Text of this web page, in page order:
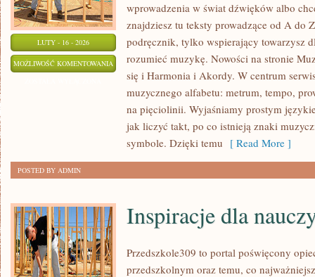
LUTY - 16 - 2026
MOŻLIWOŚĆ KOMENTOWANIA MUZYKA
POPULARNA
ROZRYWKOWA
wprowadzenia w świat dźwięków albo
znajdziesz tu teksty prowadzące od A do
podręcznik, tylko wspierający towarzysz
rozumieć muzykę. Nowości na stronie
się i Harmonia i Akordy. W centrum
muzycznego alfabetu: metrum, tempo,
na pięciolinii. Wyjaśniamy prostym
jak liczyć takt, po co istnieją znaki
symbole. Dzięki temu [ Read More ]
POSTED BY ADMIN
Inspiracje dla
Przedszkole309 to portal poświęcony
przedszkolnym oraz temu, co